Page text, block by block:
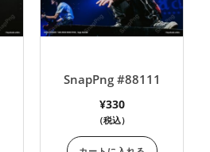
SnapPng #88111
¥330
（税込）